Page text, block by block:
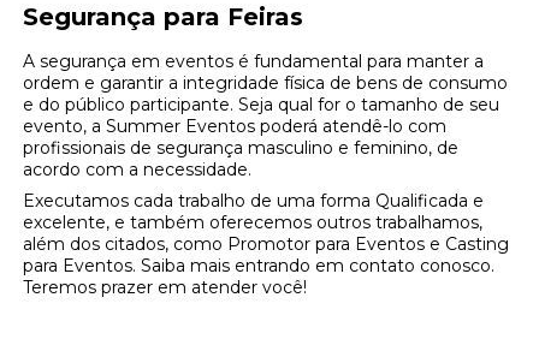
Segurança para Feiras
A segurança em eventos é fundamental para manter a
ordem e garantir a integridade física de bens de consumo
e do público participante. Seja qual for o tamanho de seu
evento, a Summer Eventos poderá atendê-lo com
profissionais de segurança masculino e feminino, de
acordo com a necessidade.
Executamos cada trabalho de uma forma Qualificada e
excelente, e também oferecemos outros trabalhamos,
além dos citados, como Promotor para Eventos e Casting
para Eventos. Saiba mais entrando em contato conosco.
Teremos prazer em atender você!